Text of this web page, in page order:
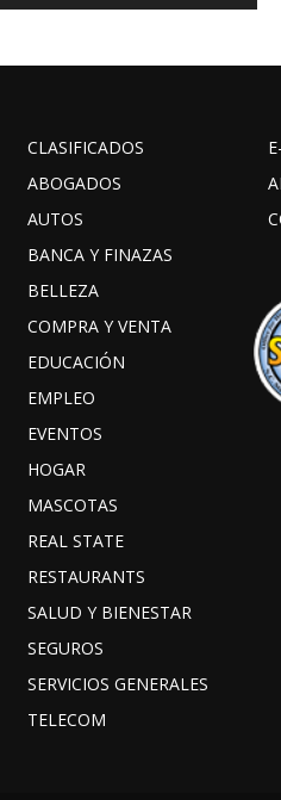
CLASIFICADOS
ABOGADOS
AUTOS
BANCA Y FINAZAS
BELLEZA
COMPRA Y VENTA
EDUCACIÓN
EMPLEO
EVENTOS
HOGAR
MASCOTAS
REAL STATE
RESTAURANTS
SALUD Y BIENESTAR
SEGUROS
SERVICIOS GENERALES
TELECOM